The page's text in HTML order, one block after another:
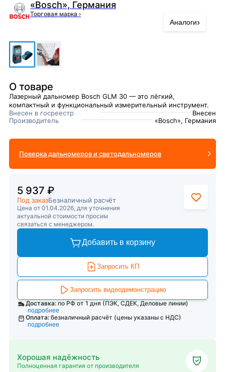
«Bosch», Германия
Торговая марка ›
Аналоги›
О товаре
Лазерный дальномер Bosch GLM 30 — это лёгкий,
компактный и функциональный измерительный инструмент.
Внесен в госреестр
Внесен
Производитель
«Bosch», Германия
Поверка дальномеров и светодальномеров
5 937 ₽
Под заказБезналичный расчёт
Цена от 01.04.2026, для уточнения
актуальной стоимости просим
связаться с менеджером.
Добавить в корзину
Запросить КП
Запросить видеодемонстрацию
Доставка: по РФ от 1 дня (ПЭК, СДЕК, Деловые линии)
подробнее
Оплата: безналичный расчёт (цены указаны с НДС)
подробнее
Хорошая надёжность
Полноценная гарантия от производителя